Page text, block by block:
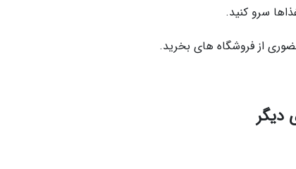
سرو کنید.
از فروشگاه های بخرید.
دیگر